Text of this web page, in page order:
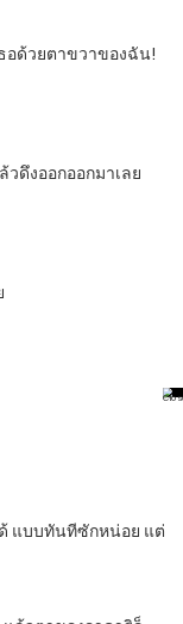
อด้วยตาขวาของฉัน!
ดึงออกออกมาเลย
แบบทันทีซักหน่อย แต่